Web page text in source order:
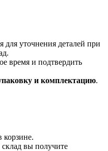
для уточнения деталей при
время и подтвердить
и комплектацию.
корзине.
вы получите